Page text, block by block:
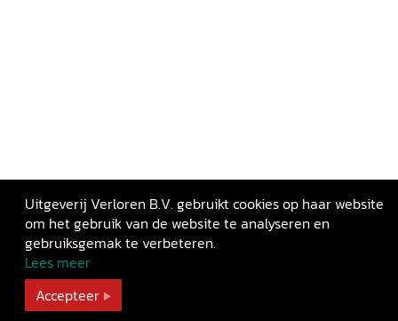
Uitgeverij Verloren B.V. gebruikt cookies op haar website
om het gebruik van de website te analyseren en
gebruiksgemak te verbeteren.
Lees meer
Accepteer